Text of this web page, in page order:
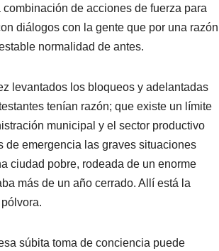
de acciones de fuerza para
diálogos con la gente que por una razón
normalidad de antes.
levantados los bloqueos y adelantadas
tenían razón; que existe un límite
municipal y el sector productivo
de emergencia las graves situaciones
ciudad pobre, rodeada de un enorme
más de un año cerrado. Allí está la
súbita toma de conciencia puede